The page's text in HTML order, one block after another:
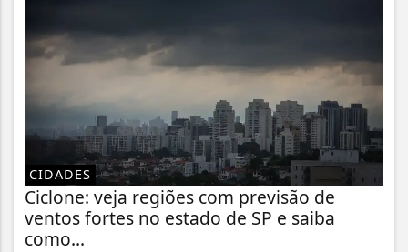
CIDADES
Ciclone: veja regiões com previsão de
ventos fortes no estado de SP e saiba
como...